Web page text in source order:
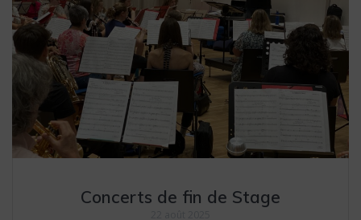
Concerts de fin de Stage